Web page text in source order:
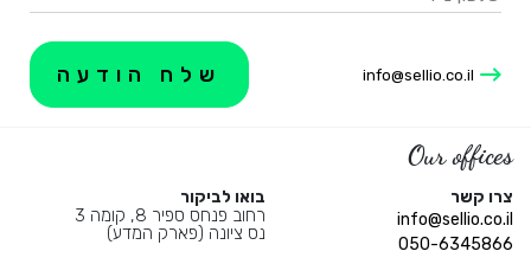
info@sellio.co.il
Our offices
צרו קשר
info@sellio.co.il
050-6345866
בואו לביקור
רחוב פנחס ספיר 8, קומה 3
נס ציונה (פארק המדע)